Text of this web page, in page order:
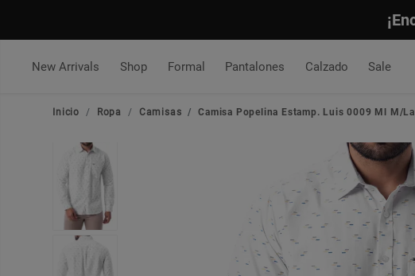
New Arrivals Shop Formal Pantalones Calzado Sale
Inicio Ropa Camisas Camisa Popelina Estamp. Luis 0009 Ml M/